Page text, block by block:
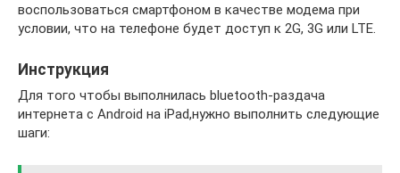
воспользоваться смартфоном в качестве модема при
условии, что на телефоне будет доступ к 2G, 3G или LTE.
Инструкция
Для того чтобы выполнилась bluetooth-раздача
интернета с Android на iPad,нужно выполнить следующие
шаги: